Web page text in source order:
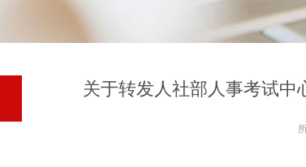
关于转发人社部人事考试